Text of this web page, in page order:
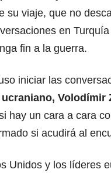
su viaje, que no
en
fin a la guerra.
iniciar las
Volodímir
hay un cara a cara
si acudirá al
Unidos y los líderes